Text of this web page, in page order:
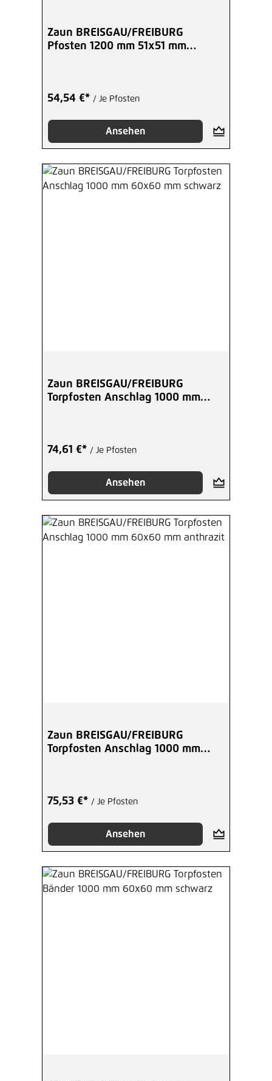
Zaun BREISGAU/FREIBURG
Pfosten 1200 mm 51x51 mm
54,54 €* / Je Pfosten
Ansehen
Zaun BREISGAU/FREIBURG
Torpfosten Anschlag 1000 mm
74,61 €* / Je Pfosten
Ansehen
Zaun BREISGAU/FREIBURG
Torpfosten Anschlag 1000 mm
75,53 €* / Je Pfosten
Ansehen